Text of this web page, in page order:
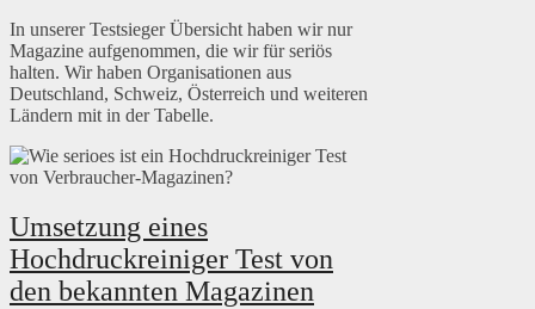
In unserer Testsieger Übersicht haben wir nur
Magazine aufgenommen, die wir für seriös
halten. Wir haben Organisationen aus
Deutschland, Schweiz, Österreich und weiteren
Ländern mit in der Tabelle.
Umsetzung eines
Hochdruckreiniger Test von
den bekannten Magazinen